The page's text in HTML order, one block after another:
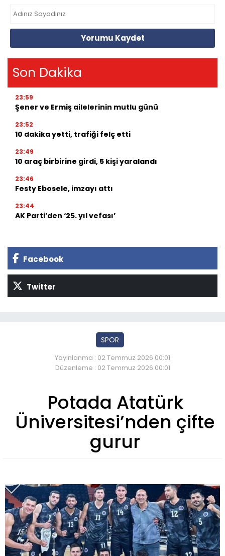
Yorumu Kaydet
Son Dakika
23:59
Şener ve Ermiş ailelerinin mutlu günü
23:52
10 dakika yetti, trafiği felç etti
23:49
10 araç birbirine girdi, 5 kişi yaralandı
23:46
Festy Ebosele, imzayı attı
23:44
AK Parti’den ‘25. yıl vefası’
Facebook
Twitter
SPOR
Yayınlanma : 02 Temmuz 2026 00:01
Düzenleme : 02 Temmuz 2026 00:01
Potada Atatürk
Üniversitesi’nden çifte
gurur